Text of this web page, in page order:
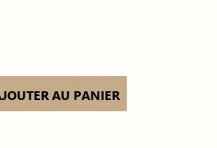
AU PANIER